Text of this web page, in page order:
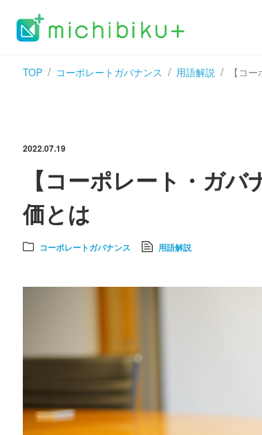
TOP コーポレートガバナンス 用語解説 【コ
2022.07.19
【コーポレート・ガ
価とは
コーポレートガバナンス 用語解説